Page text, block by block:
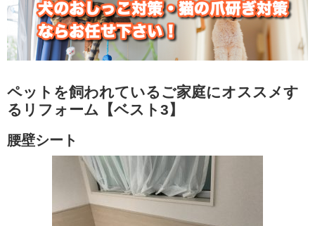
ペットを飼われているご家庭にオススメす
るリフォーム【ベスト3】
腰壁シート